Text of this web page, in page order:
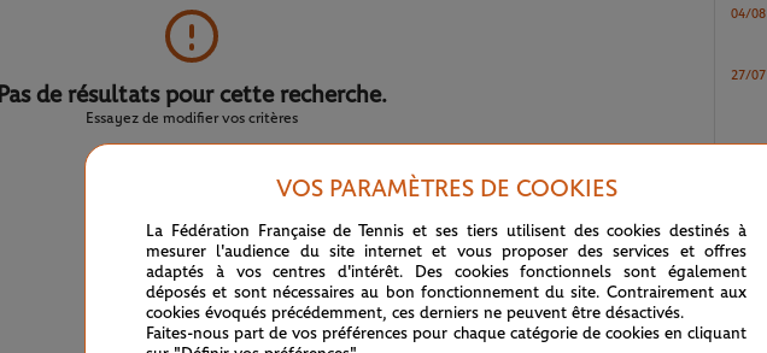
Pas de résultats pour cette recherche.
Essayez de modifier vos critères
04/08
27/07
VOS PARAMÈTRES DE COOKIES
La Fédération Française de Tennis et ses tiers utilisent des cookies destinés à
mesurer l'audience du site internet et vous proposer des services et offres
adaptés à vos centres d'intérêt. Des cookies fonctionnels sont également
déposés et sont nécessaires au bon fonctionnement du site. Contrairement aux
cookies évoqués précédemment, ces derniers ne peuvent être désactivés.
Faites-nous part de vos préférences pour chaque catégorie de cookies en cliquant